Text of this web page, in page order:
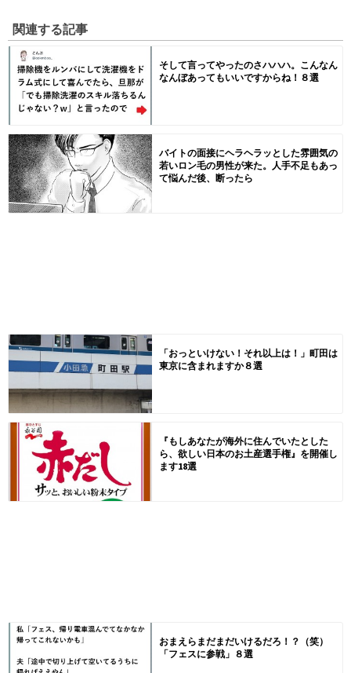
関連する記事
そして言ってやったのさハハハ。こんなん
なんぼあってもいいですからね！８選
バイトの面接にヘラヘラッとした雰囲気の
若いロン毛の男性が来た。人手不足もあっ
て悩んだ後、断ったら
「おっといけない！それ以上は！」町田は
東京に含まれますか８選
『もしあなたが海外に住んでいたとした
ら、欲しい日本のお土産選手権』を開催し
ます18選
おまえらまだまだいけるだろ！？（笑）
「フェスに参戦」８選